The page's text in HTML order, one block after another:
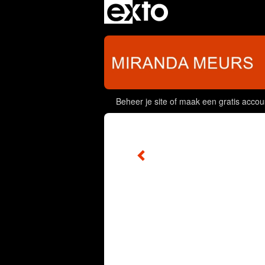
Beheer je site of maak een gratis